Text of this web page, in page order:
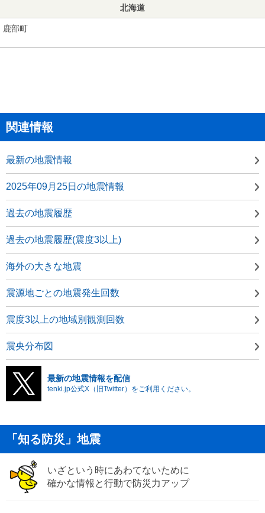
北海道
鹿部町
関連情報
最新の地震情報
2025年09月25日の地震情報
過去の地震履歴
過去の地震履歴(震度3以上)
海外の大きな地震
震源地ごとの地震発生回数
震度3以上の地域別観測回数
震央分布図
最新の地震情報を配信
tenki.jp公式X（旧Twitter）をご利用ください。
「知る防災」地震
いざという時にあわてないために
確かな情報と行動で防災力アップ